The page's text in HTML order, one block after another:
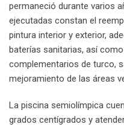
permaneció durante varios
ejecutadas constan el
pintura interior y exterior,
baterías sanitarias, así
complementarios de turco,
mejoramiento de las áreas
La piscina semiolímpica
grados centígrados y